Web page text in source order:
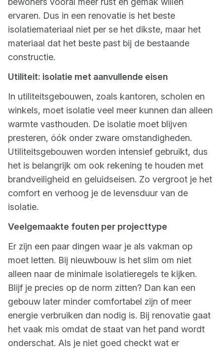
ervaren. Dus in een renovatie is het beste
isolatiemateriaal niet per se het dikste, maar het
materiaal dat het beste past bij de bestaande
constructie.
Utiliteit: isolatie met aanvullende eisen
In utiliteitsgebouwen, zoals kantoren, scholen en
winkels, moet isolatie veel meer kunnen dan alleen
warmte vasthouden. De isolatie moet blijven
presteren, óók onder zware omstandigheden.
Utiliteitsgebouwen worden intensief gebruikt, dus
het is belangrijk om ook rekening te houden met
brandveiligheid en geluidseisen. Zo vergroot je het
comfort en verhoog je de levensduur van de
isolatie.
Veelgemaakte fouten per projecttype
Er zijn een paar dingen waar je als vakman op
moet letten. Bij nieuwbouw is het slim om niet
alleen naar de minimale isolatieregels te kijken.
Blijf je precies op de norm zitten? Dan kan een
gebouw later minder comfortabel zijn of meer
energie verbruiken dan nodig is. Bij renovatie gaat
het vaak mis omdat de staat van het pand wordt
onderschat. Als je niet goed checkt wat er